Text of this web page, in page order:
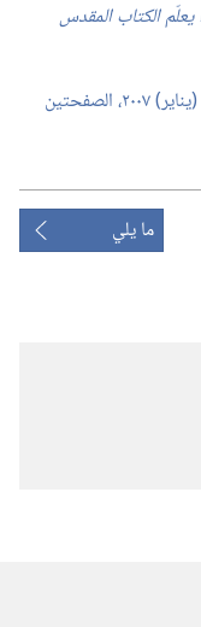
يعلّم الكتاب المقدس
عدد ١ كانون الثاني (‏يناير)‏ ٢٠٠٧،‏ الصفحتين
ما يلي